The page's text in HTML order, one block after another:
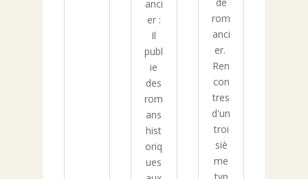
anci
er :
Il
publ
ie
des
rom
ans
hist
oriq
ues
rom
anci
er.
Ren
con
tres
d'un
troi
siè
me
typ